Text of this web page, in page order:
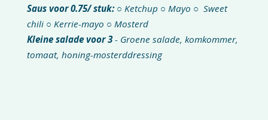
Saus voor 0.75/ stuk: ○ Ketchup ○ Mayo ○ Sweet
chili ○ Kerrie-mayo ○ Mosterd
Kleine salade voor 3- Groene salade, komkommer,
tomaat, honing-mosterddressing